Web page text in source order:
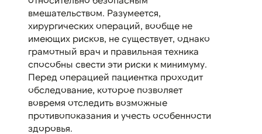
вмешательством. Разумеется,
хирургических операций, вообще не
имеющих рисков, не существует, однако
грамотный врач и правильная техника
способны свести эти риски к минимуму.
Перед операцией пациентка проходит
обследование, которое позволяет
вовремя отследить возможные
противопоказания и учесть особенности
здоровья.